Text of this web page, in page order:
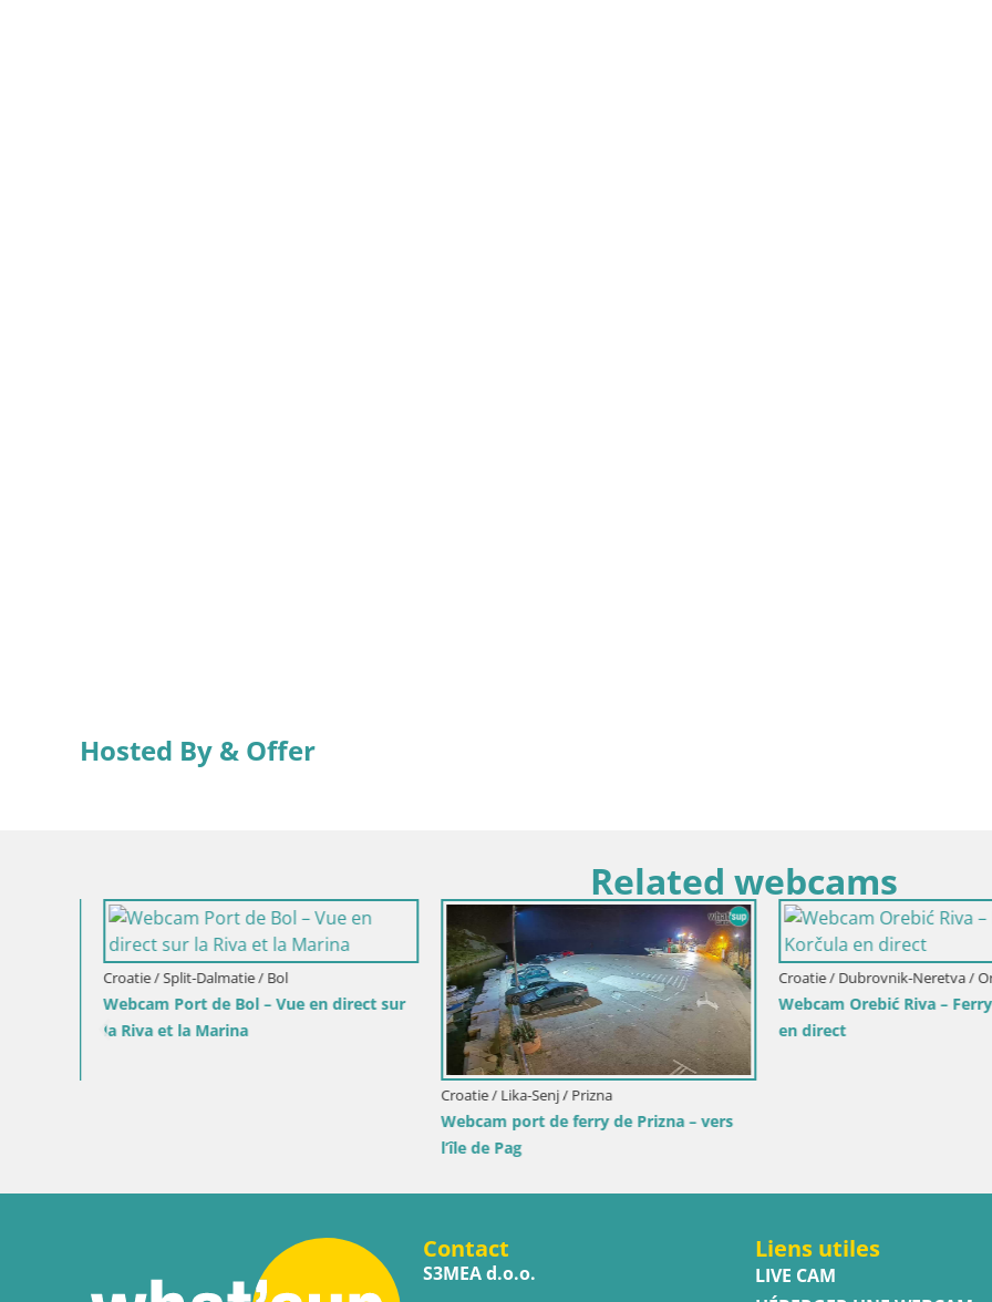
Hosted By & Offer
Related webcams
Croatie / Dubrovnik-Neretva / Orebić
Webcam Orebić Riva – Ferry vers Korčula
en direct
Contact
S3MEA d.o.o.
Liens utiles
LIVE CAM